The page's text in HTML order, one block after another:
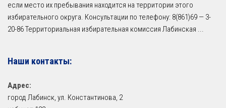
если место их пребывания находится на территории этого
избирательного округа. Консультации по телефону: 8(861)69 — 3-
20-86 Территориальная избирательная комиссия Лабинская ...
Наши контакты:
Адрес:
город Лабинск, ул. Константинова, 2